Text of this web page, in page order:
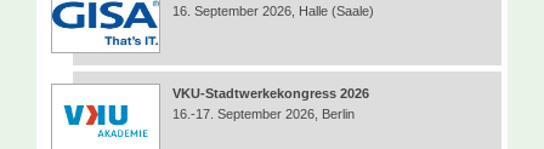
16. September 2026, Halle (Saale)
VKU-Stadtwerkekongress 2026
16.-17. September 2026, Berlin